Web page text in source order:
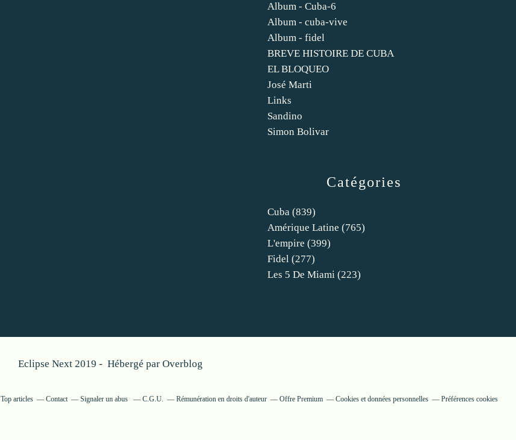
Catégories
Cuba (839)
Amérique Latine (765)
L'empire (399)
Fidel (277)
Les 5 De Miami (223)
Album - Cuba-6
Album - cuba-vive
Album - fidel
BREVE HISTOIRE DE CUBA
EL BLOQUEO
José Marti
Links
Sandino
Simon Bolivar
Eclipse Next 2019 - Hébergé par Overblog
Top articles Contact Signaler un abus C.G.U. Rémunération en droits d'auteur Offre Premium Cookies et données personnelles Préférences cookies